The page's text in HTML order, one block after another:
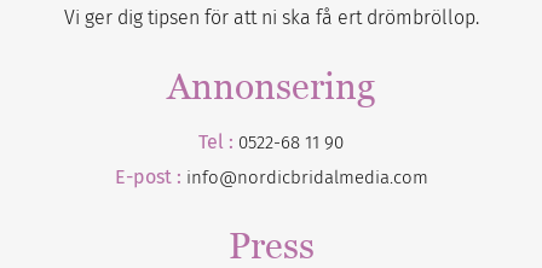
Vi ger dig tipsen för att ni ska få ert drömbröllop.
Annonsering
Tel : 0522-68 11 90
E-post : info@nordicbridalmedia.com
Press